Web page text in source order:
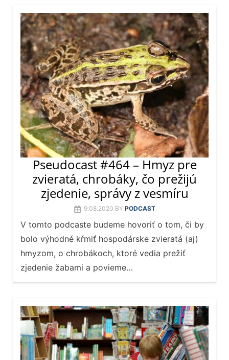
Pseudocast #464 – Hmyz pre
zvieratá, chrobáky, čo prežijú
zjedenie, správy z vesmíru
9.08.2020 BY PODCAST
V tomto podcaste budeme hovoriť o tom, či by
bolo výhodné kŕmiť hospodárske zvieratá (aj)
hmyzom, o chrobákoch, ktoré vedia prežiť
zjedenie žabami a povieme…